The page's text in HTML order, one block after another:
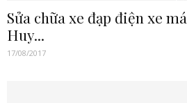
Sửa chữa xe đạp điện xe
Huy...
17/08/2017